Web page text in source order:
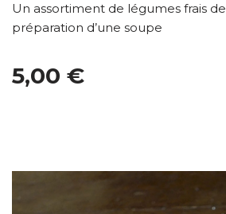
Un assortiment de légumes frais
préparation d’une soupe
5,00 €